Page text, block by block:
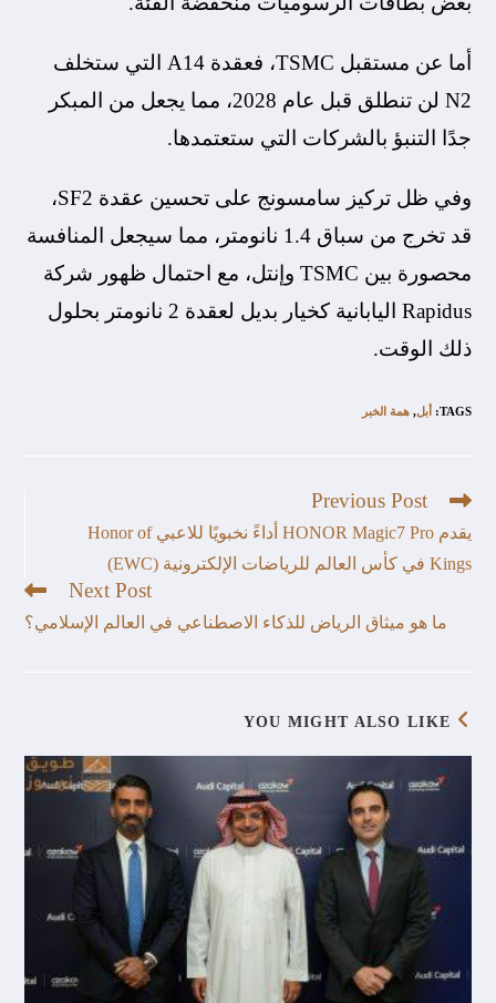
أما عن مستقبل TSMC، فعقدة A14 التي ستخلف
N2 لن تنطلق قبل عام 2028، مما يجعل من المبكر
جدًا التنبؤ بالشركات التي ستعتمدها.
وفي ظل تركيز سامسونج على تحسين عقدة SF2،
قد تخرج من سباق 1.4 نانومتر، مما سيجعل المنافسة
محصورة بين TSMC وإنتل، مع احتمال ظهور شركة
Rapidus اليابانية كخيار بديل لعقدة 2 نانومتر بحلول
ذلك الوقت.
TAGS
: أبل, همة الخبر
Previous Post
يقدم HONOR Magic7 Pro أداءً نخبويًا للاعبي Honor of
Kings في كأس العالم للرياضات الإلكترونية (EWC)
Next Post
ما هو ميثاق الرياض للذكاء الاصطناعي في العالم الإسلامي؟
YOU MIGHT ALSO LIKE